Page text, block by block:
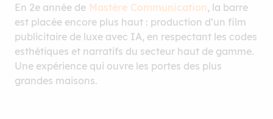
En 2e année de Mastère Communication, la barre
est placée encore plus haut : production d’un film
publicitaire de luxe avec IA, en respectant les codes
esthétiques et narratifs du secteur haut de gamme.
Une expérience qui ouvre les portes des plus
grandes maisons.